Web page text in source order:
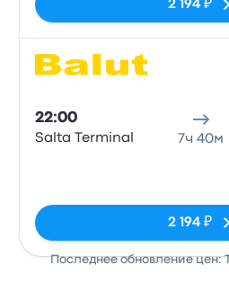
2 194 ₽
22:00
Salta Terminal 7ч 40м
2 194 ₽
Последнее обновление цен: